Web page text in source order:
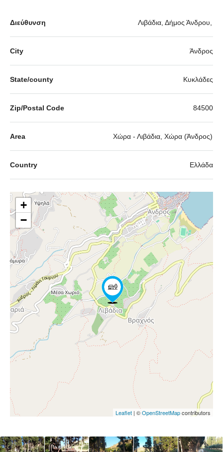
Διεύθυνση Λιβάδια, Δήμος Άνδρου,
City Άνδρος
State/county Κυκλάδες
Zip/Postal Code 84500
Area Χώρα - Λιβάδια, Χώρα (Άνδρος)
Country Ελλάδα
+
−
Leaflet | ©OpenStreetMapcontributors